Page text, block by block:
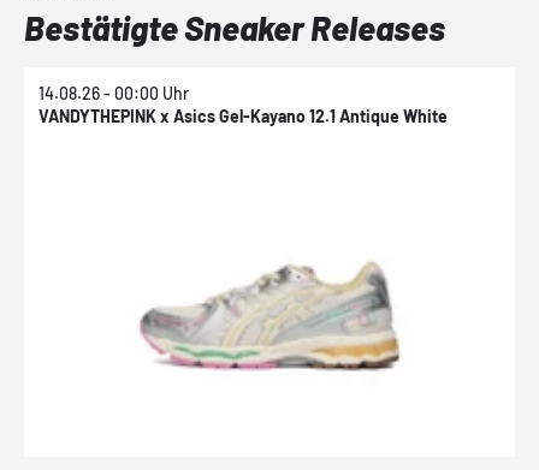
Bestätigte Sneaker Releases
14.08.26 - 00:00 Uhr
VANDYTHEPINK x Asics Gel-Kayano 12.1 Antique White